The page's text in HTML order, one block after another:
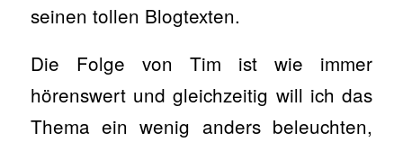
seinen tollen Blogtexten.
Die Folge von Tim ist wie immer
hörenswert und gleichzeitig will ich das
Thema ein wenig anders beleuchten,